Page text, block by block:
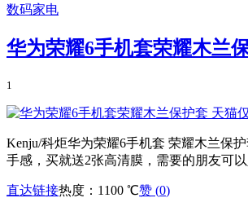
数码家电
华为荣耀6手机套荣耀木兰
1
Kenju/科炬华为荣耀6手机套 荣耀木兰保
手感，买就送2张高清膜，需要的朋友可
直达链接热度：1100 ℃赞 (0)